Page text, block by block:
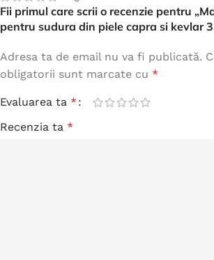
Fii primul care scrii o recenzie pentru
pentru sudura din piele capra si kevlar
Adresa ta de email nu va fi publicată.
obligatorii sunt marcate cu *
Evaluarea ta *
Recenzia ta *